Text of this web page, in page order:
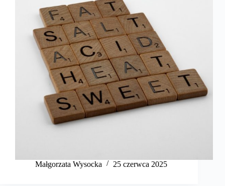
Małgorzata Wysocka 25 czerwca 2025